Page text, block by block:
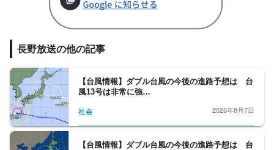
長野放送の他の記事
【台風情報】ダブル台風の今後の進路予想は 台
風13号は非常に強…
社会 2026年8月7日
【台風情報】ダブル台風の今後の進路予想は 台